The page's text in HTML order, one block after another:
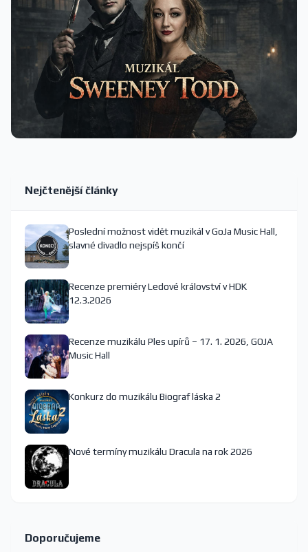
Nejčtenější články
Poslední možnost vidět muzikál v GoJa Music Hall,
slavné divadlo nejspíš končí
Recenze premiéry Ledové království v HDK
12.3.2026
Recenze muzikálu Ples upírů – 17. 1. 2026, GOJA
Music Hall
Konkurz do muzikálu Biograf láska 2
Nové termíny muzikálu Dracula na rok 2026
Doporučujeme